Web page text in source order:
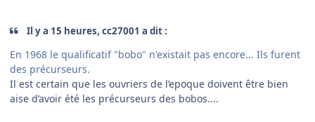
Il y a 15 heures, cc27001 a dit :
En 1968 le qualificatif "bobo" n'existait pas encore... Ils furent
des précurseurs.
Il est certain que les ouvriers de l’epoque doivent être bien
aise d’avoir été les précurseurs des bobos....